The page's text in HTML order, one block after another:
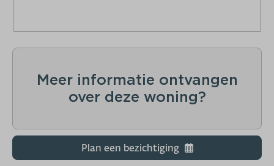
Meer informatie ontvangen
over deze woning?
Plan een bezichtiging